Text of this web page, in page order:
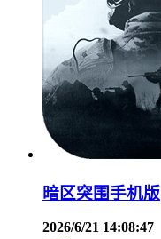
暗区突围手机版
2026/6/21 14:08:47